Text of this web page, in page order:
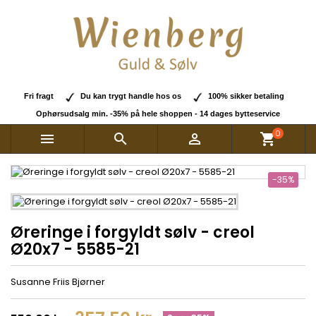
Fri fragt Du kan trygt handle hos os 100% sikker betaling
Ophørsudsalg min. -35% på hele shoppen - 14 dages bytteservice
   shopping_cart0
-35%
Øreringe i forgyldt sølv - creol
Ø20x7 - 5585-21
Susanne Friis Bjørner